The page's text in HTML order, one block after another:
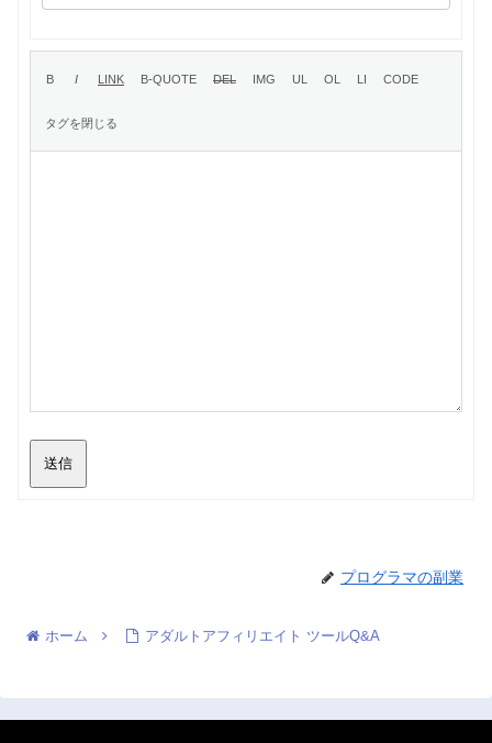
送信
プログラマの副業
ホーム アダルトアフィリエイト ツールQ&A